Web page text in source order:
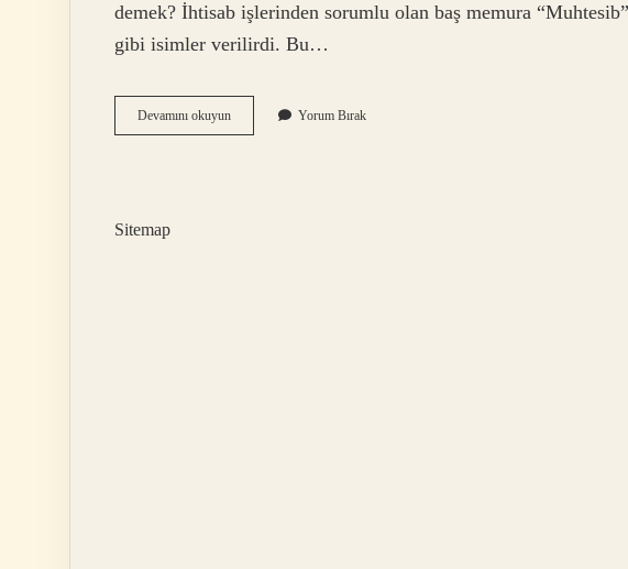
demek? İhtisab işlerinden sorumlu olan baş memura
gibi isimler verilirdi. Bu…
Devamını okuyunIhtisab
Müessesesi
Yorum Bırak
Sitemap